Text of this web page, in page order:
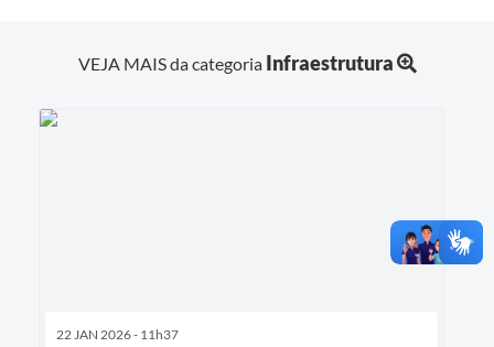
VEJA MAIS da categoria Infraestrutura
22 JAN 2026 - 11h37